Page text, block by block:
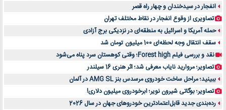
انفجار در سیدخندان و چهار راه قصر
تصاویری از وقوع انفجار در نقاط مختلف تهران
حمله آمریکا و اسرائیل به منطقه‌ای در نزدیکی برج آزادی
سقف انتقال وجه لحظه‌ای 100 میلیون تومان شد
نقد و بررسی فیلم Forest high؛ وقتی کوهستان سرد پناه می‌شود
تصاویر؛ مروارید نایاب معرفی شد؛ اثر هنری 16 سیلندر
ببینید؛ مراحل ساخت خودروی مرسدس بنز AMG SL در آلمان
تصاویر؛ بوگاتی شیرون نویر؛ ابرخودروی میلیون دلاری!
رده‌بندی جدید قابل‌اعتمادترین خودروهای جهان در سال 2026